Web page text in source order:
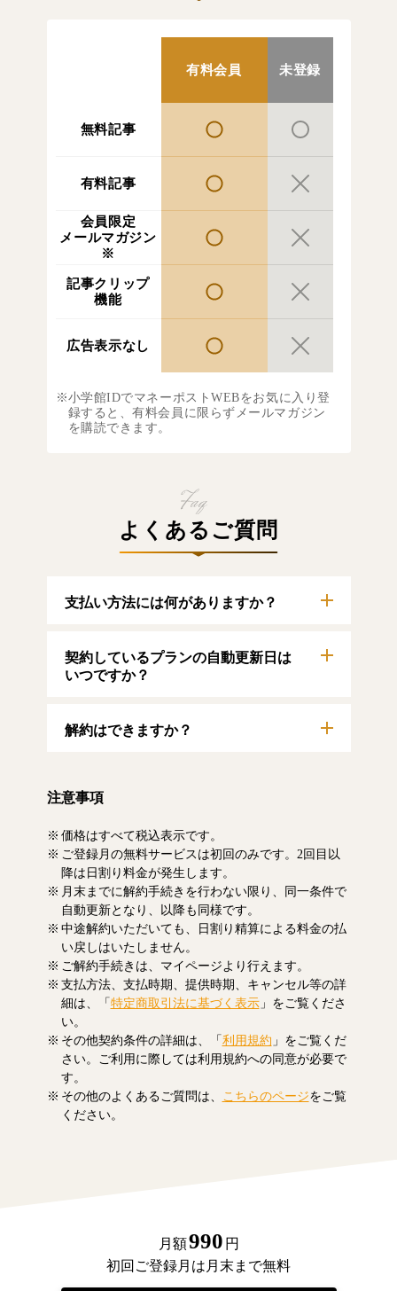
有料会員 未登録
無料記事
有料記事
会員限定
メールマガジン
※
記事クリップ
機能
広告表示なし
小学館IDでマネーポストWEBをお気に入り登
録すると、有料会員に限らずメールマガジン
を購読できます。
よくあるご質問
支払い方法には何がありますか？
す。
【クレジットカード】
契約しているプランの自動更新日は
いつですか？
ンのご利用期間は、マイページにてご確認い
解約はできますか？
事をお読みいただけます。なお、日割り清算
注意事項
価格はすべて税込表示です。
ご登録月の無料サービスは初回のみです。2回目以
降は日割り料金が発生します。
月末までに解約手続きを行わない限り、同一条件で
自動更新となり、以降も同様です。
中途解約いただいても、日割り精算による料金の払
い戻しはいたしません。
ご解約手続きは、マイページより行えます。
支払方法、支払時期、提供時期、キャンセル等の詳
細は、「特定商取引法に基づく表示」をご覧くださ
い。
その他契約条件の詳細は、「利用規約 」をご覧くだ
さい。ご利用に際しては利用規約への同意が必要で
す。
その他のよくあるご質問は、
こちらのページをご覧
ください。
月額990 円
初回ご登録月は月末まで無料